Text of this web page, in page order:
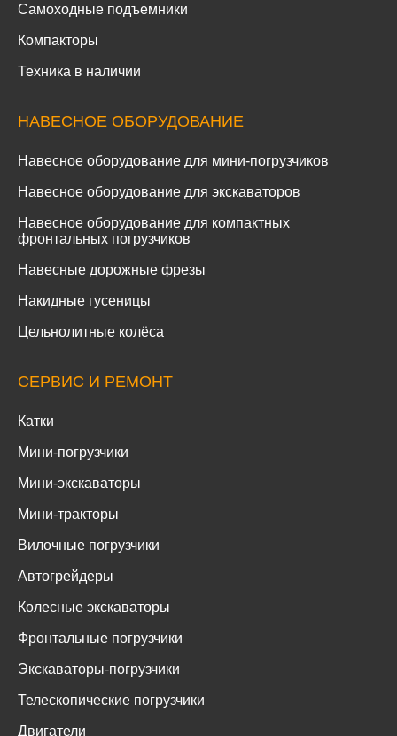
Самоходные подъемники
Компакторы
Техника в наличии
НАВЕСНОЕ ОБОРУДОВАНИЕ
Навесное оборудование для мини-погрузчиков
Навесное оборудование для экскаваторов
Навесное оборудование для компактных
фронтальных погрузчиков
Навесные дорожные фрезы
Накидные гусеницы
Цельнолитные колёса
СЕРВИС И РЕМОНТ
Катки
Мини-погрузчики
Мини-экскаваторы
Мини-тракторы
Вилочные погрузчики
Автогрейдеры
Колесные экскаваторы
Фронтальные погрузчики
Экскаваторы-погрузчики
Телескопические погрузчики
Двигатели